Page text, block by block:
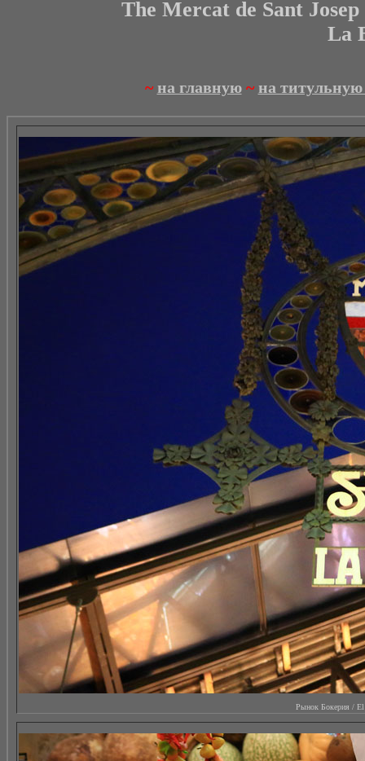
The Mercat de Sant
La
~ на главную ~ на
Рынок Бокерия / El